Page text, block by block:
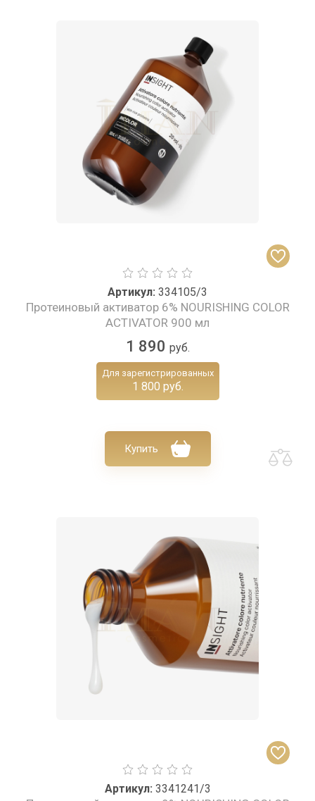
Артикул: 334105/3
Протеиновый активатор 6% NOURISHING COLOR
ACTIVATOR 900 мл
1 890 руб.
Для зарегистрированных
1 800 руб.
Купить
Артикул: 3341241/3